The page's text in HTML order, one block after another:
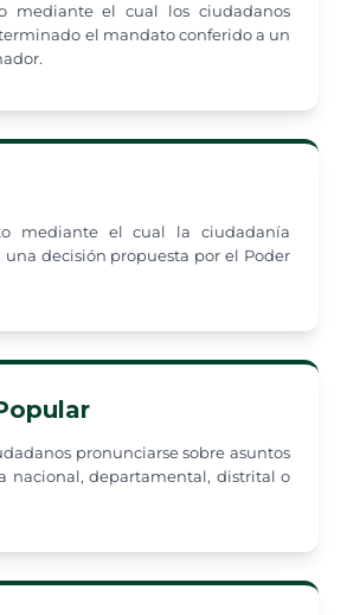
mediante el cual los ciudadanos
el mandato conferido a un
mediante el cual la ciudadanía
una decisión propuesta por el Poder
pronunciarse sobre asuntos
nacional, departamental, distrital o